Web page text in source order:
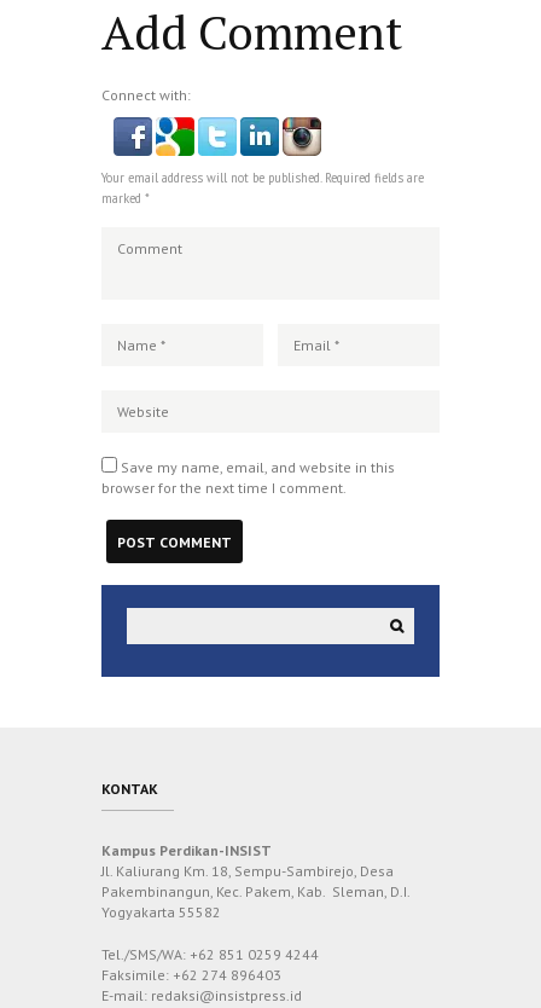
Add Comment
Connect with:
Your email address will not be published. Required fields are
marked *
Save my name, email, and website in this
browser for the next time I comment.
KONTAK
Kampus Perdikan-INSIST
Jl. Kaliurang Km. 18, Sempu-Sambirejo, Desa
Pakembinangun, Kec. Pakem, Kab. Sleman, D.I.
Yogyakarta 55582
Tel./SMS/WA: +62 851 0259 4244
Faksimile: +62 274 896403
E-mail: redaksi@insistpress.id